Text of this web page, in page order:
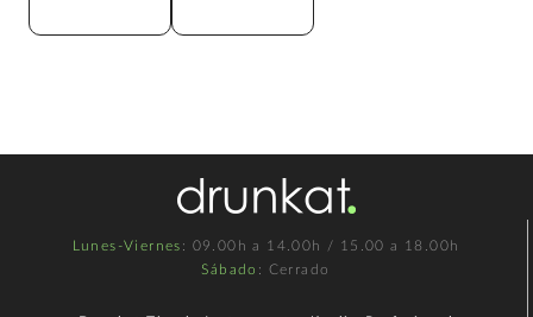
Lunes-Viernes : 09.00h a 14.00h / 15.00 a 18.00h
Sábado : Cerrado